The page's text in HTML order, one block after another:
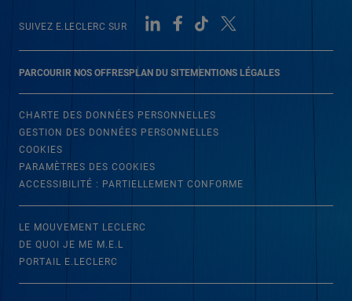
PARCOURIR NOS OFFRESPLAN DU SITEMENTIONS LÉGALES
SUIVEZ E.LECLERC SUR
CHARTE DES DONNÉES PERSONNELLES
GESTION DES DONNÉES PERSONNELLES
COOKIES
PARAMÈTRES DES COOKIES
ACCESSIBILITÉ : PARTIELLEMENT CONFORME
LE MOUVEMENT LECLERC
DE QUOI JE ME M.E.L
PORTAIL E.LECLERC